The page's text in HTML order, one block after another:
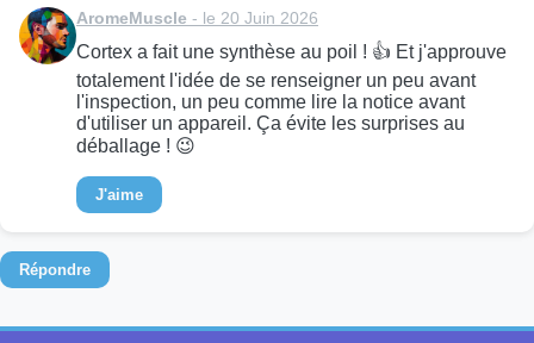
AromeMuscle - le 20 Juin 2026
Cortex a fait une synthèse au poil ! 👍 Et j'approuve
totalement l'idée de se renseigner un peu avant
l'inspection, un peu comme lire la notice avant
d'utiliser un appareil. Ça évite les surprises au
déballage ! 😉
J'aime
Répondre